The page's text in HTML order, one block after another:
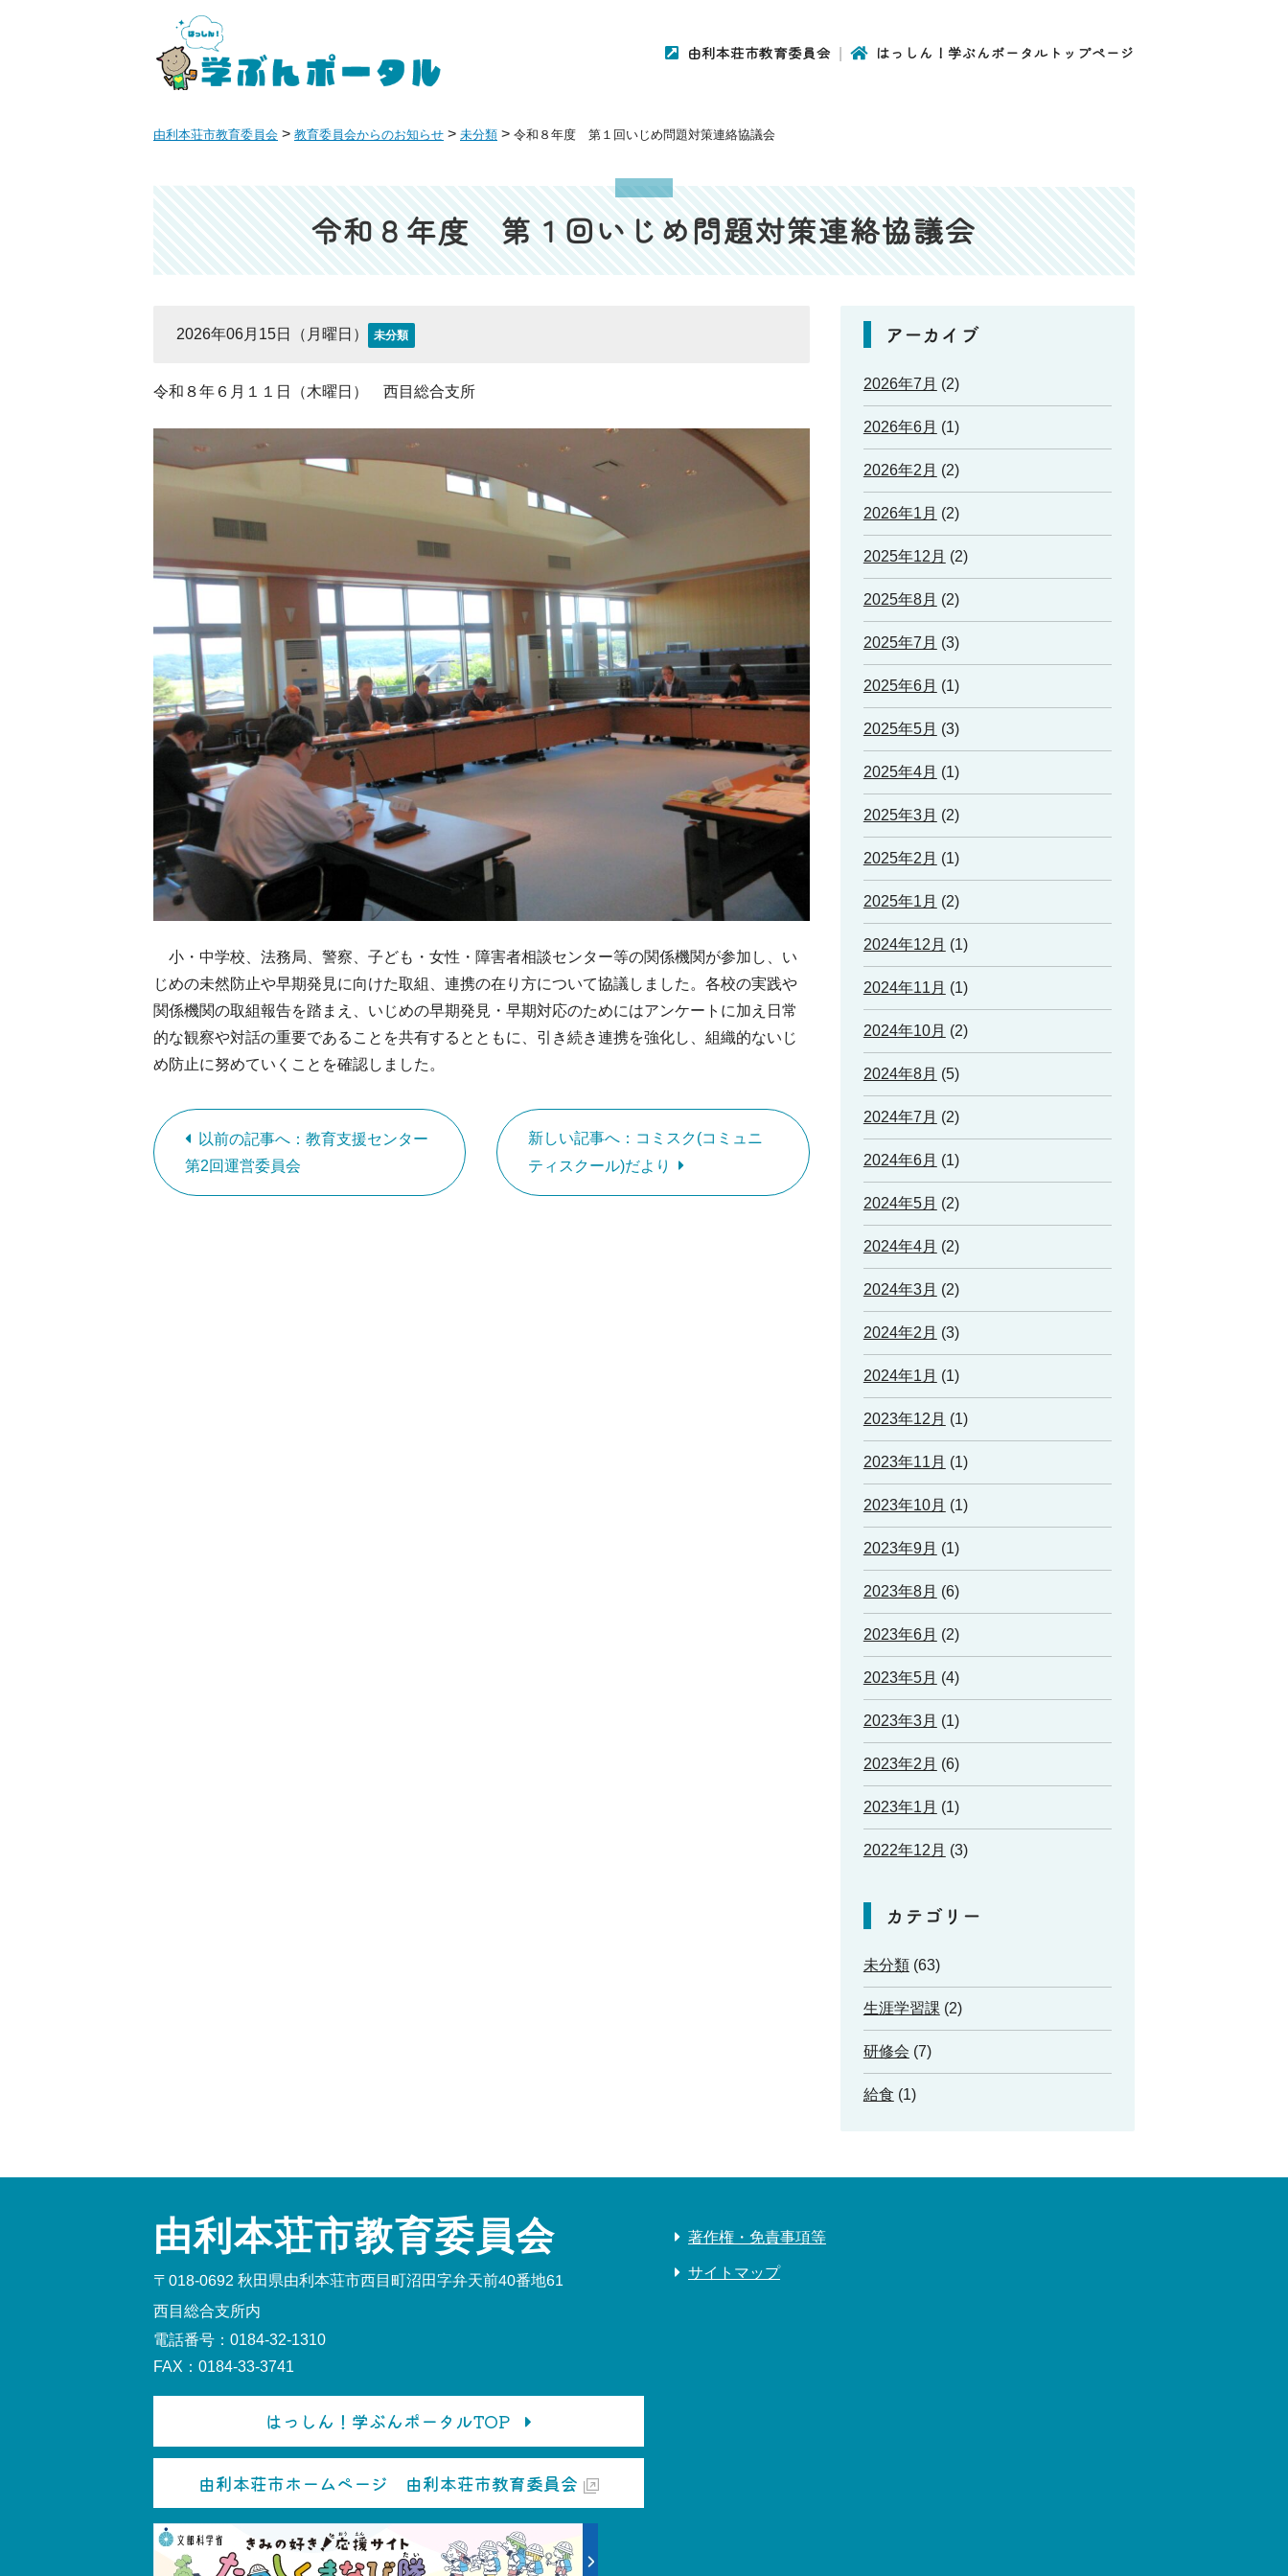
由利本荘市教育委員会 はっしん！学ぶんポータルトップページ
由利本荘市教育委員会 > 教育委員会からのお知らせ > 未分類 > 令和８年度 第１回いじめ問題対策連絡協議会
令和８年度 第１回いじめ問題対策連絡協議会
2026年06月15日（月曜日） 未分類
令和８年６月１１日（木曜日） 西目総合支所
小・中学校、法務局、警察、子ども・女性・障害者相談センター等の関係機関が参加し、い
じめの未然防止や早期発見に向けた取組、連携の在り方について協議しました。各校の実践や
関係機関の取組報告を踏まえ、いじめの早期発見・早期対応のためにはアンケートに加え日常
的な観察や対話の重要であることを共有するとともに、引き続き連携を強化し、組織的ないじ
め防止に努めていくことを確認しました。
以前の記事へ：教育支援センター
第2回運営委員会
新しい記事へ：コミスク(コミュニ
ティスクール)だより
アーカイブ
2026年7月 (2)
2026年6月 (1)
2026年2月 (2)
2026年1月 (2)
2025年12月 (2)
2025年8月 (2)
2025年7月 (3)
2025年6月 (1)
2025年5月 (3)
2025年4月 (1)
2025年3月 (2)
2025年2月 (1)
2025年1月 (2)
2024年12月 (1)
2024年11月 (1)
2024年10月 (2)
2024年8月 (5)
2024年7月 (2)
2024年6月 (1)
2024年5月 (2)
2024年4月 (2)
2024年3月 (2)
2024年2月 (3)
2024年1月 (1)
2023年12月 (1)
2023年11月 (1)
2023年10月 (1)
2023年9月 (1)
2023年8月 (6)
2023年6月 (2)
2023年5月 (4)
2023年3月 (1)
2023年2月 (6)
2023年1月 (1)
2022年12月 (3)
カテゴリー
未分類(63)
生涯学習課 (2)
研修会 (7)
給食 (1)
由利本荘市教育委員会
〒018-0692 秋田県由利本荘市西目町沼田字弁天前40番地61
西目総合支所内
電話番号：0184-32-1310
FAX：0184-33-3741
はっしん！学ぶんポータルTOP
由利本荘市ホームページ 由利本荘市教育委員会
著作権・免責事項等
サイトマップ